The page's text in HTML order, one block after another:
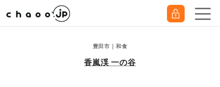
豊田市｜和食
香嵐渓 一の谷